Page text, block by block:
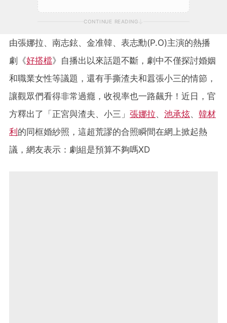
CONTINUE READING
由張娜拉、南志鉉、金准韓、表志勳(P.O)主演的熱播
劇《好搭檔》自播出以來話題不斷，劇中不僅探討婚姻
和職業女性等議題，還有手撕渣夫和囂張小三的情節，
讓觀眾們看得非常過癮，收視率也一路飆升！近日，官
方釋出了「正宮與渣夫、小三」 張娜拉、 池承炫、 韓材
利的同框婚紗照，這超荒謬的合照瞬間在網上掀起熱
議，網友表示：劇組是預算不夠嗎XD